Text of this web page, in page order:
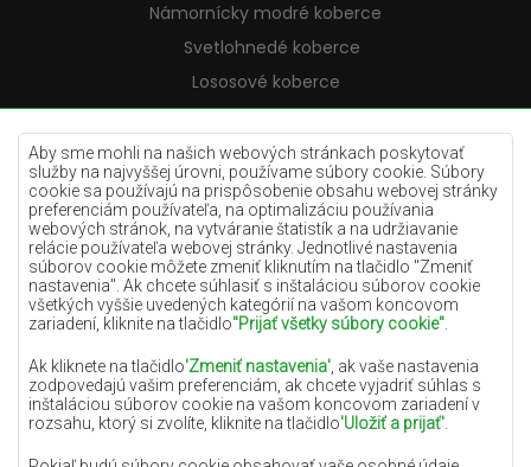
Aby sme mohli na našich webových stránkach poskytovať
služby na najvyššej úrovni, používame súbory cookie. Súbory
cookie sa používajú na prispôsobenie obsahu webovej stránky
preferenciám používateľa, na optimalizáciu používania
webových stránok, na vytváranie štatistík a na udržiavanie
relácie používateľa webovej stránky. Jednotlivé nastavenia
súborov cookie môžete zmeniť kliknutím na tlačidlo "Zmeniť
nastavenia". Ak chcete súhlasiť s inštaláciou súborov cookie
všetkých vyššie uvedených kategórií na vašom koncovom
zariadení, kliknite na tlačidlo"Prijať všetky súbory cookie"
Ak kliknete na tlačidlo'Zmeniť nastavenia' , ak vaše nastavenia
zodpovedajú vašim preferenciám, ak chcete vyjadriť súhlas s
inštaláciou súborov cookie na vašom koncovom zariadení v
rozsahu, ktorý si zvolíte, kliknite na tlačidlo'Uložiť a prijať'
Námornícky modré koberce
Svetlohnedé koberce
Lososové koberce
Krémové koberce
Lilac koberce
Žlté koberce
Mätové koberce
Modré koberce
Oranžové koberce
Ružové koberce
Šedé koberce
Terakotové koberce
Zelené koberce
Zlaté koberce